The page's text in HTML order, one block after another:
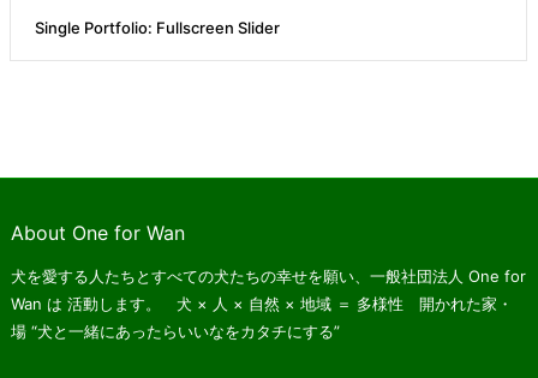
Single Portfolio: Fullscreen Slider
About One for Wan
犬を愛する人たちとすべての犬たちの幸せを願い、一般社団法人 One for
Wan は 活動します。 犬 × 人 × 自然 × 地域 ＝ 多様性 開かれた家・
場“犬と一緒にあったらいいなをカタチにする”